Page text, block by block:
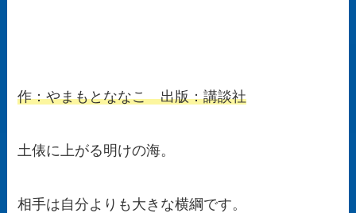
作：やまもとななこ 出版：講談社
土俵に上がる明けの海。
相手は自分よりも大きな横綱です。